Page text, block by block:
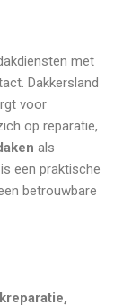
met
Dakkersland
voor
op reparatie,
als
een praktische
betrouwbare